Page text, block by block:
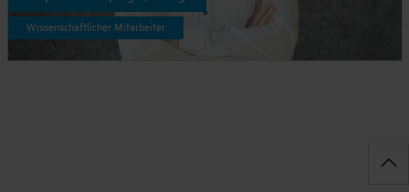
Wissenschaftlicher Mitarbeiter